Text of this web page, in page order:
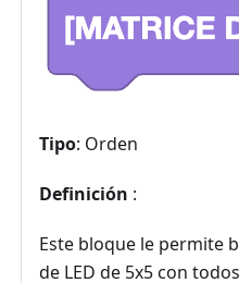
Tipo: Orden
Definición :
Este bloque le permite
de LED de 5x5 con